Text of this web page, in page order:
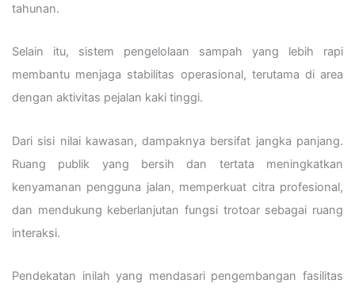
tahunan.
Selain itu, sistem pengelolaan sampah yang lebih rapi
membantu menjaga stabilitas operasional, terutama di area
dengan aktivitas pejalan kaki tinggi.
Dari sisi nilai kawasan, dampaknya bersifat jangka panjang.
Ruang publik yang bersih dan tertata meningkatkan
kenyamanan pengguna jalan, memperkuat citra profesional,
dan mendukung keberlanjutan fungsi trotoar sebagai ruang
interaksi.
Pendekatan inilah yang mendasari pengembangan fasilitas